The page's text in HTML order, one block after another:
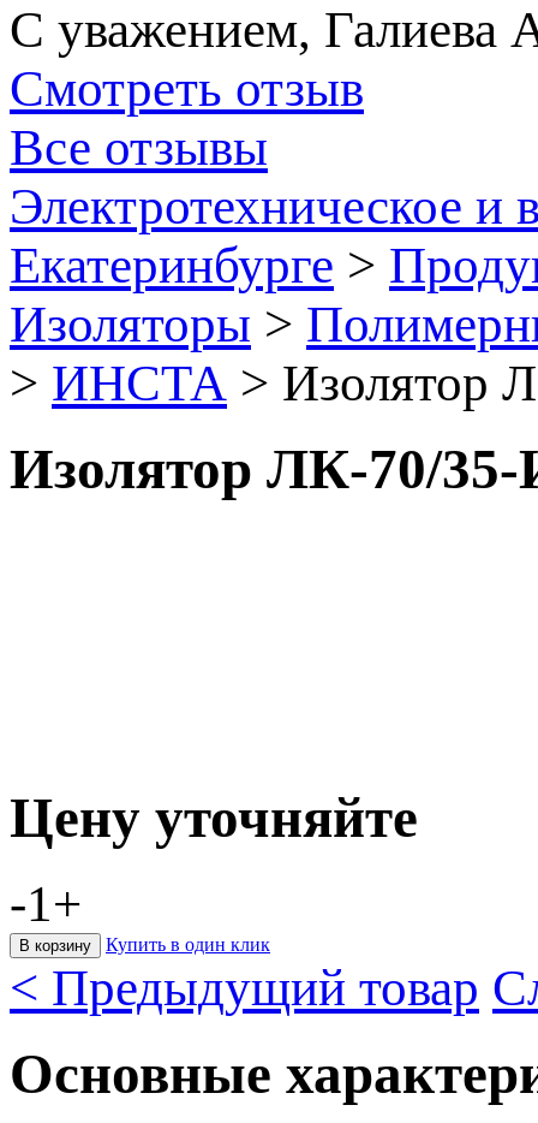
С уважением, Галиева
Смотреть отзыв
Все отзывы
Электротехническое и
Екатеринбурге >
Изоляторы >
> ИНСТА > Изолятор
Изолятор ЛК-70/
Цену уточняйте
-1+
Купить в один клик
< Предыдущий товар
Основные